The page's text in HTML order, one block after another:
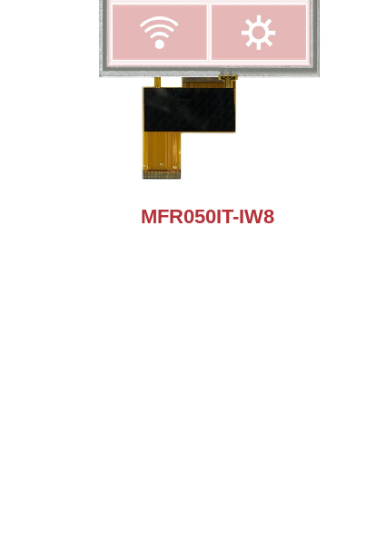
MFR050IT-IW8